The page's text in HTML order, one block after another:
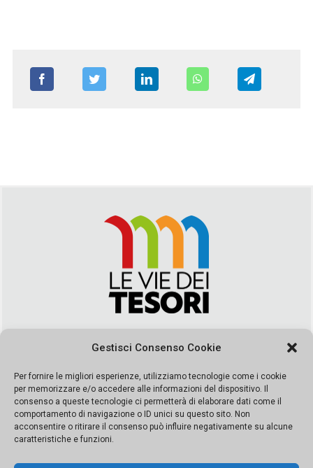
Gestisci Consenso Cookie
Per fornire le migliori esperienze, utilizziamo tecnologie come i cookie
per memorizzare e/o accedere alle informazioni del dispositivo. Il
consenso a queste tecnologie ci permetterà di elaborare dati come il
comportamento di navigazione o ID unici su questo sito. Non
acconsentire o ritirare il consenso può influire negativamente su alcune
caratteristiche e funzioni.
segreteria@leviedeitesori.it
Direttore ResponsabileMarcello Barbaro – Aut. del tribunale di
Palermo n. 19 del 2017 iscrizione al roc numero 37003 Editore
Porta Felice Srl. Sede legale: Via Libertà 93 – 90143 Palermo
Società iscritta alla Camera di Commercio di Palermo Ufficio
065228208251 Capitale 10000 euro IV